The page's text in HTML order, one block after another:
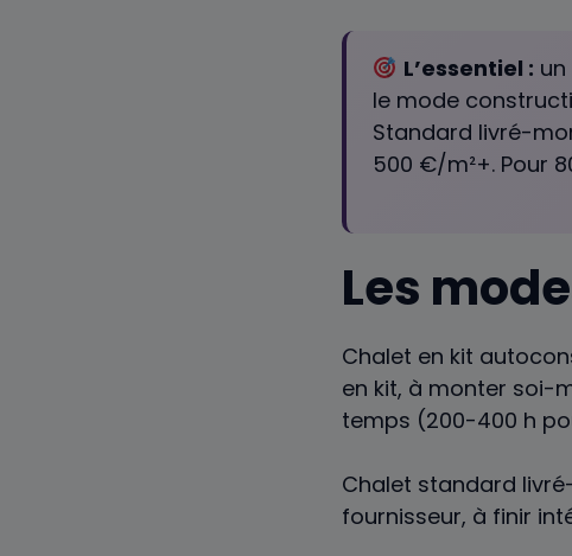
L’essentiel :
le mode
Standard livré-
500 €/m²+. Pour
Les
Chalet en kit
en kit, à monter soi-
temps (200-400 h
Chalet standard
fournisseur, à finir